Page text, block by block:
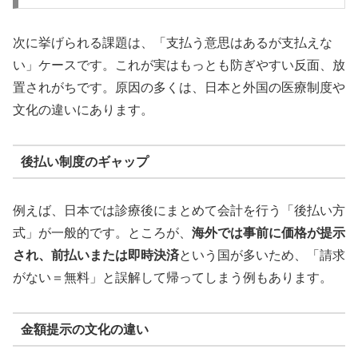
次に挙げられる課題は、「支払う意思はあるが支払えな
い」ケースです。これが実はもっとも防ぎやすい反面、放
置されがちです。原因の多くは、日本と外国の医療制度や
文化の違いにあります。
後払い制度のギャップ
例えば、日本では診療後にまとめて会計を行う「後払い方
式」が一般的です。ところが、 海外では事前に価格が提示
され、前払いまたは即時決済という国が多いため、「請求
がない＝無料」と誤解して帰ってしまう例もあります。
金額提示の文化の違い